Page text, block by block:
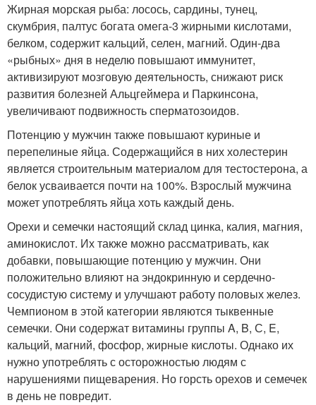
Жирная морская рыба: лосось, сардины, тунец,
скумбрия, палтус богата омега-3 жирными кислотами,
белком, содержит кальций, селен, магний. Один-два
«рыбных» дня в неделю повышают иммунитет,
активизируют мозговую деятельность, снижают риск
развития болезней Альцгеймера и Паркинсона,
увеличивают подвижность сперматозоидов.
Потенцию у мужчин также повышают куриные и
перепелиные яйца. Содержащийся в них холестерин
является строительным материалом для тестостерона, а
белок усваивается почти на 100%. Взрослый мужчина
может употреблять яйца хоть каждый день.
Орехи и семечки настоящий склад цинка, калия, магния,
аминокислот. Их также можно рассматривать, как
добавки, повышающие потенцию у мужчин. Они
положительно влияют на эндокринную и сердечно-
сосудистую систему и улучшают работу половых желез.
Чемпионом в этой категории являются тыквенные
семечки. Они содержат витамины группы A, B, С, E,
кальций, магний, фосфор, жирные кислоты. Однако их
нужно употреблять с осторожностью людям с
нарушениями пищеварения. Но горсть орехов и семечек
в день не повредит.